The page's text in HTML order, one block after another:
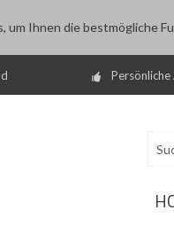
um Ihnen die bestmögliche